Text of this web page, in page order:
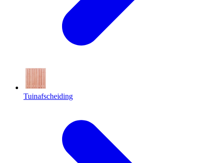
Tuinafscheiding